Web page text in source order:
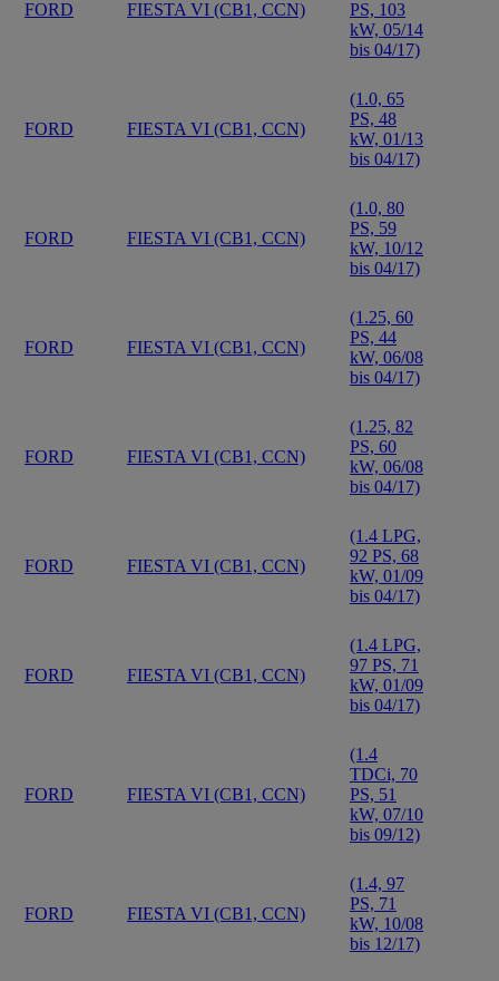
FORD FIESTA VI (CB1, CCN)
PS, 103
kW, 05/14
bis 04/17)
FORD FIESTA VI (CB1, CCN)
(1.0, 65
PS, 48
kW, 01/13
bis 04/17)
FORD FIESTA VI (CB1, CCN)
(1.0, 80
PS, 59
kW, 10/12
bis 04/17)
FORD FIESTA VI (CB1, CCN)
(1.25, 60
PS, 44
kW, 06/08
bis 04/17)
FORD FIESTA VI (CB1, CCN)
(1.25, 82
PS, 60
kW, 06/08
bis 04/17)
FORD FIESTA VI (CB1, CCN)
(1.4 LPG,
92 PS, 68
kW, 01/09
bis 04/17)
FORD FIESTA VI (CB1, CCN)
(1.4 LPG,
97 PS, 71
kW, 01/09
bis 04/17)
FORD FIESTA VI (CB1, CCN)
(1.4
TDCi, 70
PS, 51
kW, 07/10
bis 09/12)
FORD FIESTA VI (CB1, CCN)
(1.4, 97
PS, 71
kW, 10/08
bis 12/17)